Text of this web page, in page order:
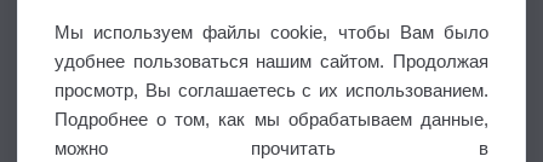
Мы используем файлы cookie, чтобы Вам было
удобнее пользоваться нашим сайтом. Продолжая
просмотр, Вы соглашаетесь с их использованием.
Подробнее о том, как мы обрабатываем данные,
можно прочитать в